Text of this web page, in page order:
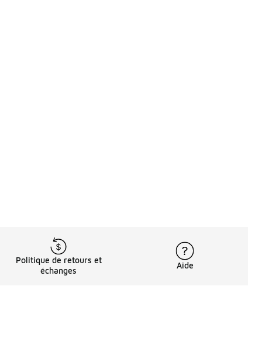
Politique de retours et
échanges
Aide